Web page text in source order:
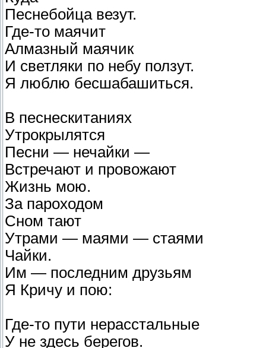
Песнебойца везут.
Где-то маячит
Алмазный маячик
И светляки по небу ползут.
Я люблю бесшабашиться.
В песнескитаниях
Утрокрылятся
Песни — нечайки —
Встречают и провожают
Жизнь мою.
За пароходом
Сном тают
Утрами — маями — стаями
Чайки.
Им — последним друзьям
Я Кричу и пою:
Где-то пути нерасстальные
У не здесь берегов.